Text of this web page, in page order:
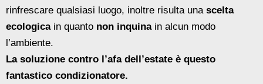
rinfrescare qualsiasi luogo, inoltre risulta una scelta
ecologicain quanto non inquinain alcun modo
l’ambiente.
La soluzione contro l’afa dell’estate è questo
fantastico condizionatore.